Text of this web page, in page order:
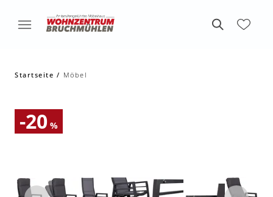
Startseite Möbel
-20 %